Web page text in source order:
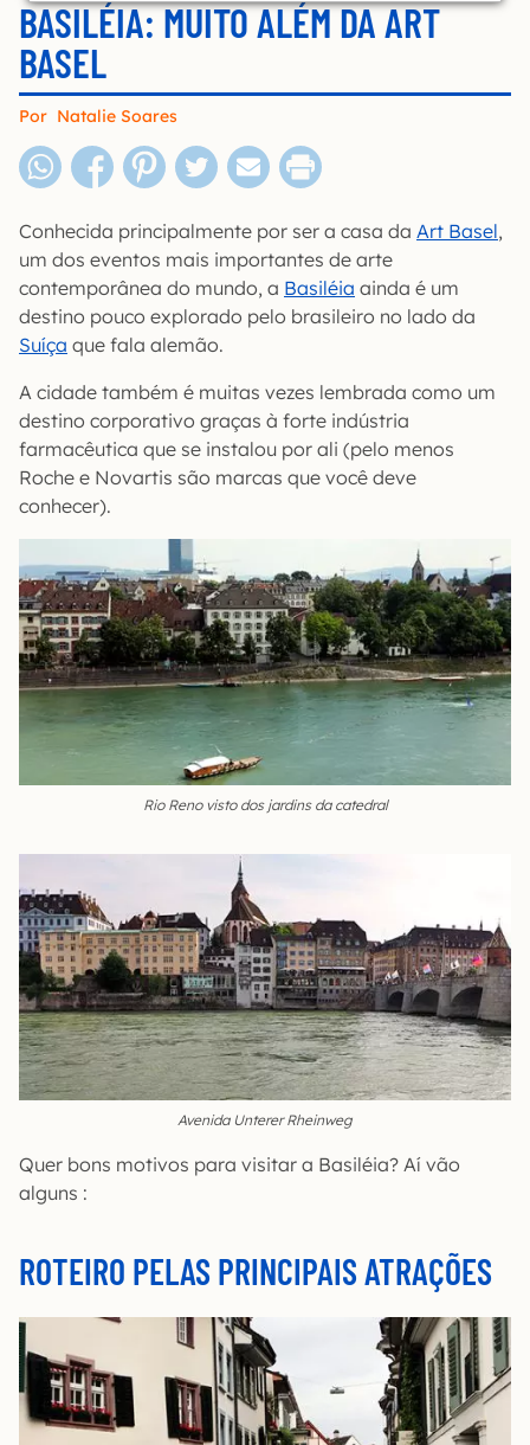
BASILÉIA: MUITO ALÉM DA ART
BASEL
Por Natalie Soares
Conhecida principalmente por ser a casa da Art Basel,
um dos eventos mais importantes de arte
contemporânea do mundo, a Basiléia ainda é um
destino pouco explorado pelo brasileiro no lado da
Suíça que fala alemão.
A cidade também é muitas vezes lembrada como um
destino corporativo graças à forte indústria
farmacêutica que se instalou por ali (pelo menos
Roche e Novartis são marcas que você deve
conhecer).
Rio Reno visto dos jardins da catedral
Avenida Unterer Rheinweg
Quer bons motivos para visitar a Basiléia? Aí vão
alguns :
ROTEIRO PELAS PRINCIPAIS ATRAÇÕES